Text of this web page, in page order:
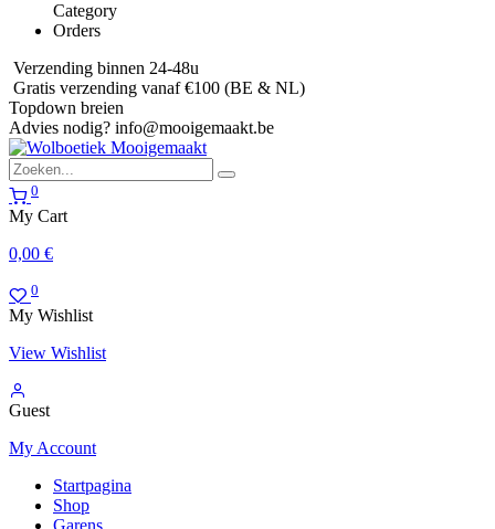
Category
Orders
Verzending binnen 24-48u
Gratis verzending vanaf €100 (BE & NL)
Topdown breien
Advies nodig? info@mooigemaakt.be
0
My Cart
0,00 €
0
My Wishlist
View Wishlist
Guest
My Account
Startpagina
Shop
Garens